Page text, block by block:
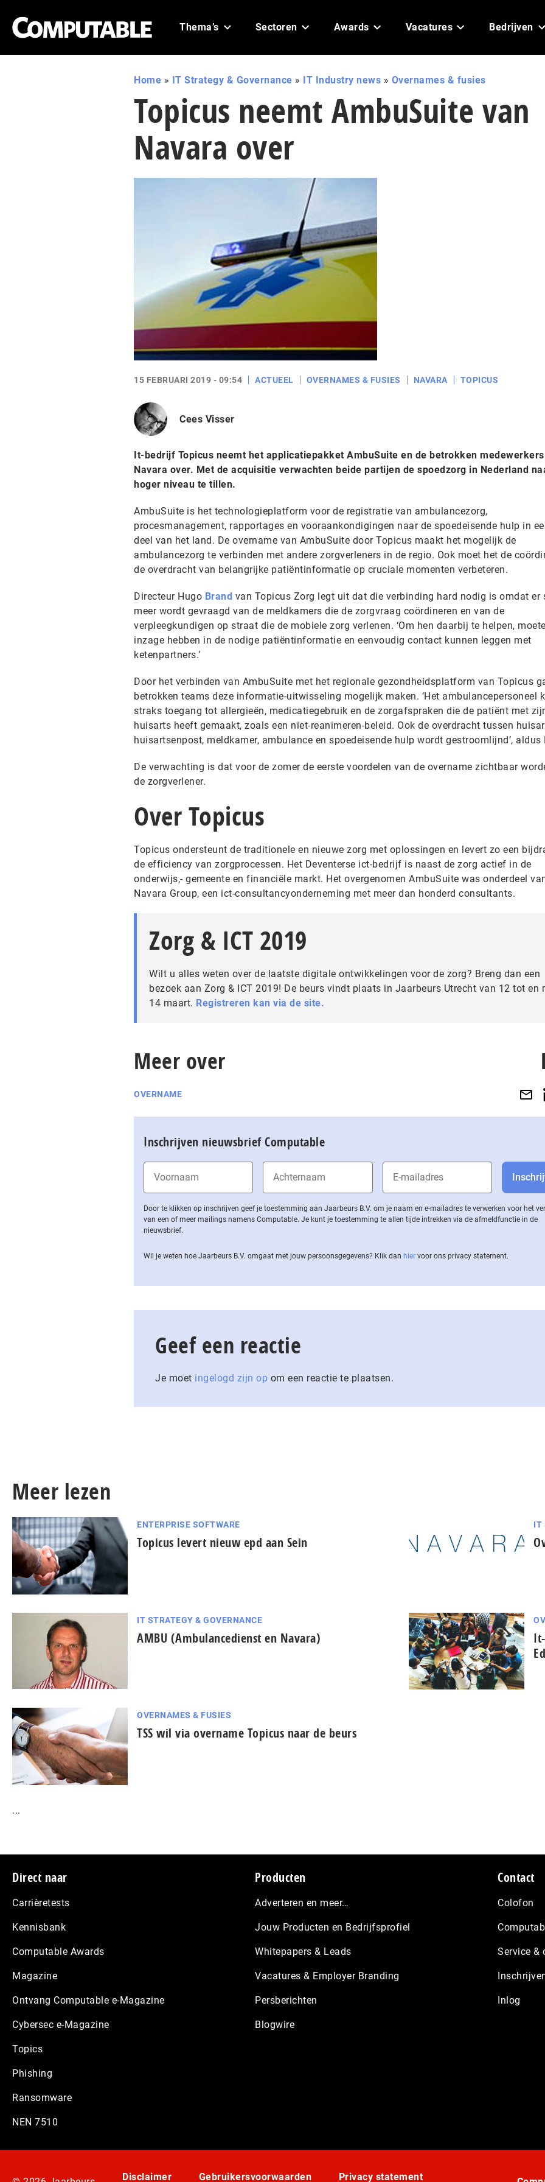
Thema’s Sectoren Awards Vacatures Bedrijven
Home » IT Strategy & Governance » IT Industry news » Overnames & fusies
Topicus neemt AmbuSuite van
Navara over
15 FEBRUARI 2019 - 09:54 ACTUEEL OVERNAMES & FUSIES NAVARA TOPICUS
Cees Visser
It-bedrijf Topicus neemt het applicatiepakket AmbuSuite en de betrokken
Navara over. Met de acquisitie verwachten beide partijen de spoedzorg in Nederland
hoger niveau te tillen.
AmbuSuite is het technologieplatform voor de registratie van ambulancezorg,
procesmanagement, rapportages en vooraankondigingen naar de spoedeisende hulp in
deel van het land. De overname van AmbuSuite door Topicus maakt het mogelijk de
ambulancezorg te verbinden met andere zorgverleners in de regio. Ook moet het de
de overdracht van belangrijke patiëntinformatie op cruciale momenten verbeteren.
Directeur Hugo Brand van Topicus Zorg legt uit dat die verbinding hard nodig is omdat er
meer wordt gevraagd van de meldkamers die de zorgvraag coördineren en van de
verpleegkundigen op straat die de mobiele zorg verlenen. ‘Om hen daarbij te helpen,
inzage hebben in de nodige patiëntinformatie en eenvoudig contact kunnen leggen met
ketenpartners.’
Door het verbinden van AmbuSuite met het regionale gezondheidsplatform van Topicus
betrokken teams deze informatie-uitwisseling mogelijk maken. ‘Het ambulancepersoneel
straks toegang tot allergieën, medicatiegebruik en de zorgafspraken die de patiënt met
huisarts heeft gemaakt, zoals een niet-reanimeren-beleid. Ook de overdracht tussen
huisartsenpost, meldkamer, ambulance en spoedeisende hulp wordt gestroomlijnd’, aldus
De verwachting is dat voor de zomer de eerste voordelen van de overname zichtbaar
de zorgverlener.
Over Topicus
Topicus ondersteunt de traditionele en nieuwe zorg met oplossingen en levert zo een
de efficiency van zorgprocessen. Het Deventerse ict-bedrijf is naast de zorg actief in de
onderwijs,- gemeente en financiële markt. Het overgenomen AmbuSuite was onderdeel
Navara Group, een ict-consultancyonderneming met meer dan honderd consultants.
Zorg & ICT 2019
Wilt u alles weten over de laatste digitale ontwikkelingen voor de zorg? Breng dan een
bezoek aan Zorg & ICT 2019! De beurs vindt plaats in Jaarbeurs Utrecht van 12 tot en
14 maart. Registreren kan via de site.
Meer over
OVERNAME
Inschrijven nieuwsbrief Computable
Door te klikken op inschrijven geef je toestemming aan Jaarbeurs B.V. om je naam en e-mailadres te verwerken voor het
van een of meer mailings namens Computable. Je kunt je toestemming te allen tijde intrekken via de af­meld­func­tie in de
nieuwsbrief.
Wil je weten hoe Jaarbeurs B.V. omgaat met jouw per­soons­ge­ge­vens? Klik dan hier voor ons privacy statement.
Geef een reactie
Je moet ingelogd zijn op om een reactie te plaatsen.
Meer lezen
ENTERPRISE SOFTWARE
Topicus levert nieuw epd aan Sein
IT
IT STRATEGY & GOVERNANCE
AMBU (Ambulancedienst en Navara)
OVERNAMES & FUSIES
TSS wil via overname Topicus naar de beurs
...
Footer
Direct naar
Carrièretests
Kennisbank
Computable Awards
Magazine
Ontvang Computable e-Magazine
Cybersec e-Magazine
Topics
Phishing
Ransomware
NEN 7510
Producten
Adverteren en meer…
Jouw Producten en Bedrijfsprofiel
Whitepapers & Leads
Vacatures & Employer Branding
Persberichten
Blogwire
Contact
Colofon
Service &
Inlog
Disclaimer Gebruikersvoorwaarden Privacy statement